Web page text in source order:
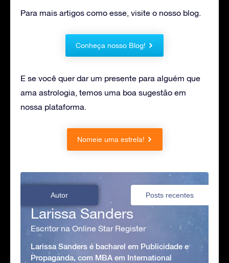
Para mais artigos como esse, visite o nosso blog.
Conheça nosso Blog!
E se você quer dar um presente para alguém que
ama astrologia, temos uma boa sugestão em
nossa plataforma.
Nomeie uma estrela!
Autor Posts recentes
Larissa Sanders
Escritor na Online Star Register
Larissa Sanders é bacharel em Publicidade e
Propaganda, com MBA em International